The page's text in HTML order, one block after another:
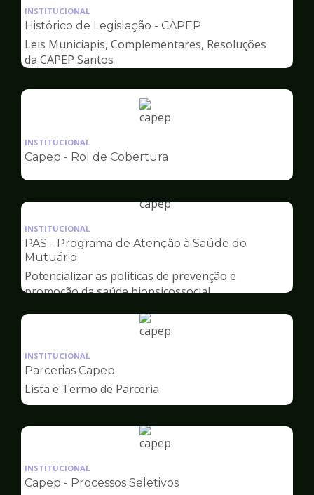
pagina
Capep
INSTITUCIONAL
Histórico de Legislação - CAPEP
Leis Municiapis, Complementares, Resoluções
da CAPEP Santos
Ilustração
pagina
Capep
INSTITUCIONAL
Capep - Rol de Cobertura
Ilustração
pagina
Capep
INSTITUCIONAL
PAS - Programa de Atenção à Saúde do
Mutuário
Potencializar as políticas de prevenção e
promoção da saúde biopsicossocial
Ilustração
Capep
INSTITUCIONAL
Parcerias Capep
Lista e Termo de Parceria
Ilustração
pagina
INSTITUCIONAL
Capep - Processos Seletivos